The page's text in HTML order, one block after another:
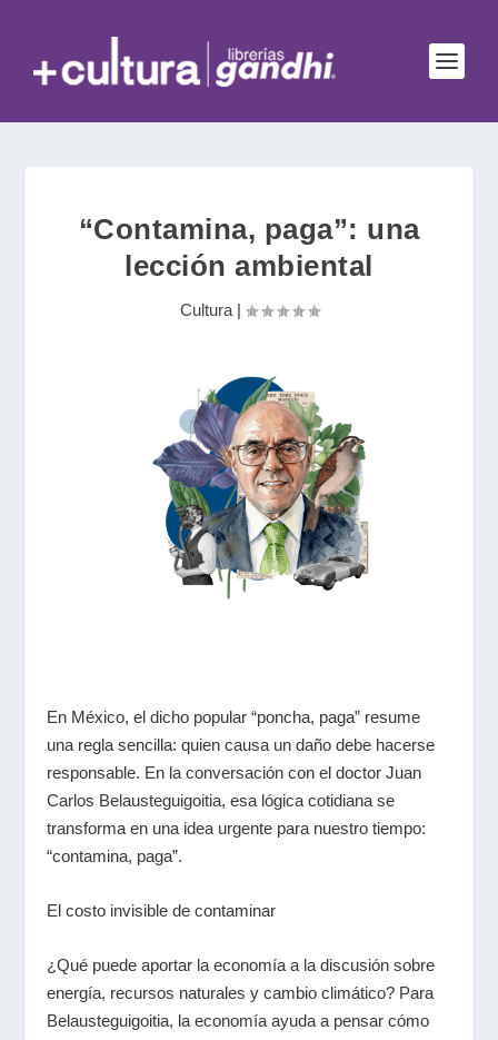
“Contamina, paga”: una
lección ambiental
Cultura|
En México, el dicho popular “poncha, paga” resume
una regla sencilla: quien causa un daño debe hacerse
responsable. En la conversación con el doctor Juan
Carlos Belausteguigoitia, esa lógica cotidiana se
transforma en una idea urgente para nuestro tiempo:
“contamina, paga”.
El costo invisible de contaminar
¿Qué puede aportar la economía a la discusión sobre
energía, recursos naturales y cambio climático? Para
Belausteguigoitia, la economía ayuda a pensar cómo